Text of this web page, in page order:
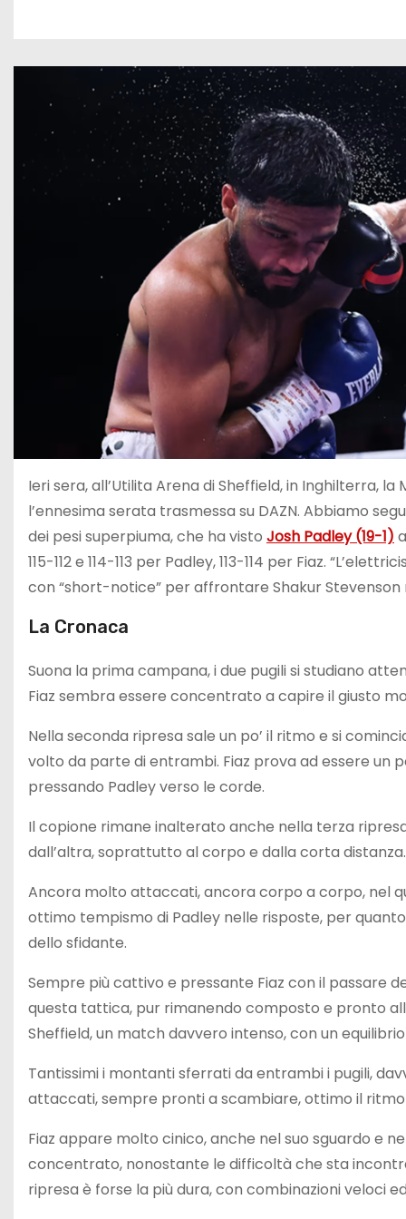
Ieri sera, all’Utilita Arena di Sheffield, in Inghilterra,
l’ennesima serata trasmessa su DAZN. Abbiamo
dei pesi superpiuma, che ha visto Josh Padley (19-1)
115-112 e 114-113 per Padley, 113-114 per Fiaz.
con “short-notice” per affrontare Shakur Stevenson
La Cronaca
Suona la prima campana, i due pugili si studiano
Fiaz sembra essere concentrato a capire il giusto
Nella seconda ripresa sale un po’ il ritmo e si
volto da parte di entrambi. Fiaz prova ad essere un
pressando Padley verso le corde.
Il copione rimane inalterato anche nella terza
dall’altra, soprattutto al corpo e dalla corta distanza.
Ancora molto attaccati, ancora corpo a corpo, nel
ottimo tempismo di Padley nelle risposte, per
dello sfidante.
Sempre più cattivo e pressante Fiaz con il passare
questa tattica, pur rimanendo composto e pronto
Sheffield, un match davvero intenso, con un
Tantissimi i montanti sferrati da entrambi i pugili,
attaccati, sempre pronti a scambiare, ottimo il
Fiaz appare molto cinico, anche nel suo sguardo e
concentrato, nonostante le difficoltà che sta
ripresa è forse la più dura, con combinazioni veloci